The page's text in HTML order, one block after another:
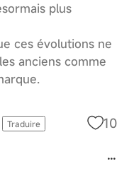
plus
ces évolutions ne
anciens comme
Traduire 10